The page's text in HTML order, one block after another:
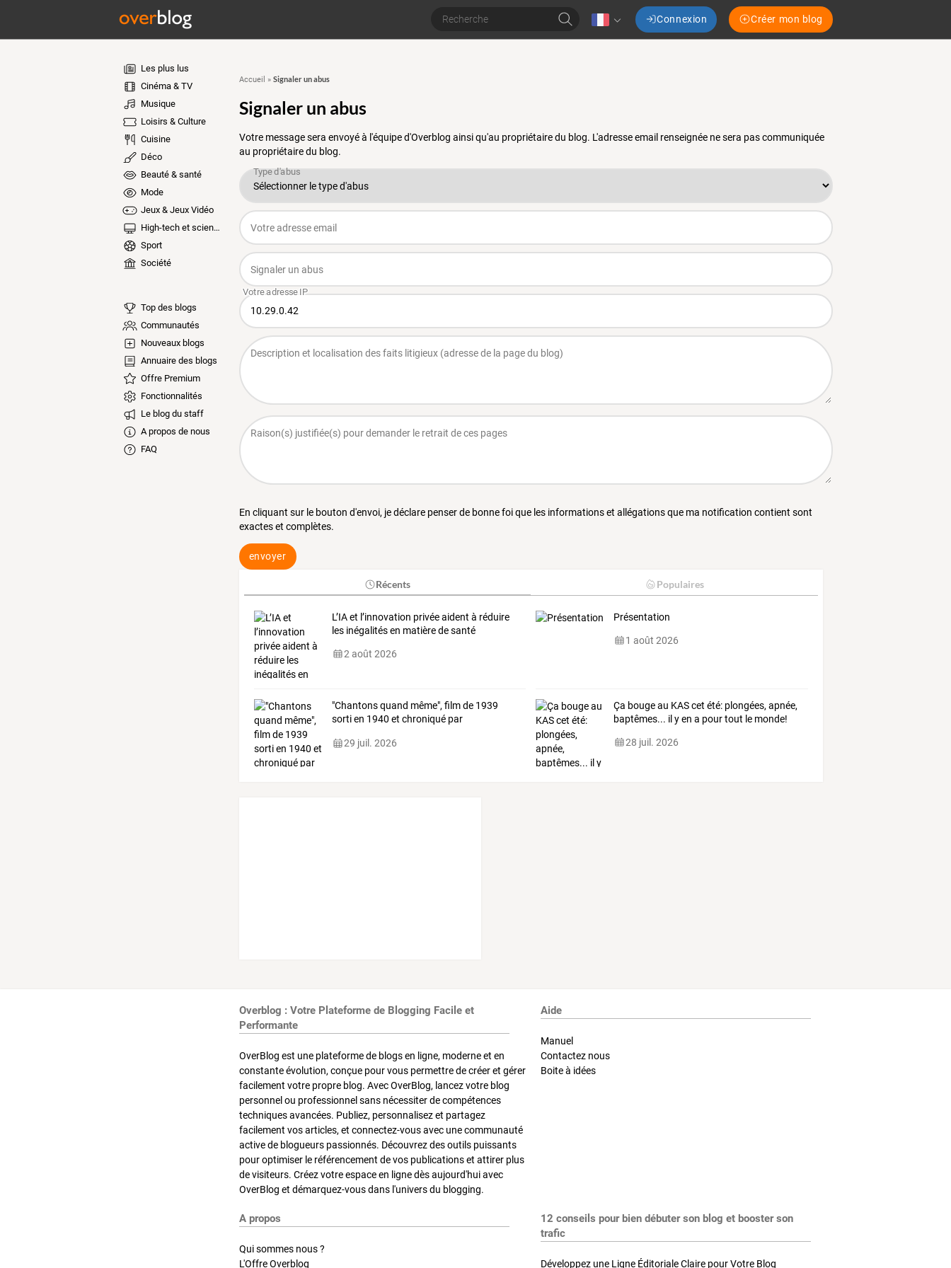
Connexion Créer mon blog
Les plus lus
Cinéma & TV
Musique
Loisirs & Culture
Cuisine
Déco
Beauté & santé
Mode
Jeux & Jeux Vidéo
High-tech et sciences
Sport
Société
Top des blogs
Communautés
Nouveaux blogs
Annuaire des blogs
Offre Premium
Fonctionnalités
Le blog du staff
A propos de nous
FAQ
Accueil » Signaler un abus
Signaler un abus
Votre message sera envoyé à l'équipe d'Overblog ainsi qu'au propriétaire du blog. L'adresse email renseignée ne sera pas communiquée
au propriétaire du blog.
En cliquant sur le bouton d'envoi, je déclare penser de bonne foi que les informations et allégations que ma notification contient sont
exactes et complètes.
envoyer
Récents Populaires
L’IA et l’innovation privée aident à réduire
les inégalités en matière de santé
2 août 2026
Présentation
1 août 2026
"Chantonsquand même", filmde1939
sortien 1940 et chroniquépar
29 juil. 2026
Ça bouge au KAS cet été: plongées, apnée,
baptêmes... il y en a pour tout le monde!
28 juil. 2026
Overblog : Votre Plateforme de Blogging Facile et
Performante
OverBlog est une plateforme de blogs en ligne, moderne et en
constante évolution, conçue pour vous permettre de créer et gérer
facilement votre propre blog. Avec OverBlog, lancez votre blog
personnel ou professionnel sans nécessiter de compétences
techniques avancées. Publiez, personnalisez et partagez
facilement vos articles, et connectez-vous avec une communauté
active de blogueurs passionnés. Découvrez des outils puissants
pour optimiser le référencement de vos publications et attirer plus
de visiteurs. Créez votre espace en ligne dès aujourd'hui avec
OverBlog et démarquez-vous dans l'univers du blogging.
Aide
Manuel
Contactez nous
Boite à idées
A propos
Qui sommes nous ?
L'Offre Overblog
12 conseils pour bien débuter son blog et booster son
trafic
Développez une Ligne Éditoriale Claire pour Votre Blog